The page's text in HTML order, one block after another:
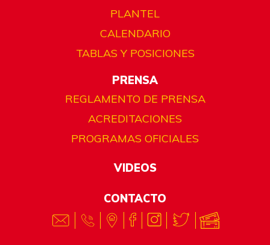
PLANTEL
CALENDARIO
TABLAS Y POSICIONES
PRENSA
REGLAMENTO DE PRENSA
ACREDITACIONES
PROGRAMAS OFICIALES
VIDEOS
CONTACTO